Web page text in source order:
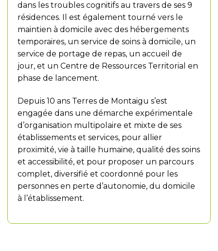
dans les troubles cognitifs au travers de ses 9
résidences. Il est également tourné vers le
maintien à domicile avec des hébergements
temporaires, un service de soins à domicile, un
service de portage de repas, un accueil de
jour, et un Centre de Ressources Territorial en
phase de lancement.
Depuis 10 ans Terres de Montaigu s’est
engagée dans une démarche expérimentale
d’organisation multipolaire et mixte de ses
établissements et services, pour allier
proximité, vie à taille humaine, qualité des soins
et accessibilité, et pour proposer un parcours
complet, diversifié et coordonné pour les
personnes en perte d’autonomie, du domicile
à l’établissement.